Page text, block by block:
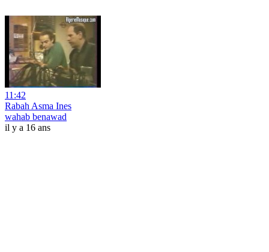
11:42
Rabah Asma Ines
wahab benawad
il y a 16 ans